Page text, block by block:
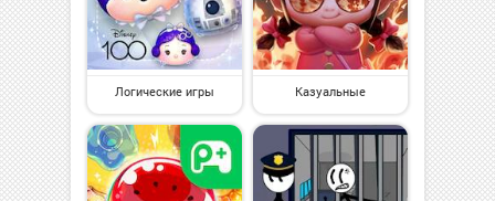
Логические игры Казуальные